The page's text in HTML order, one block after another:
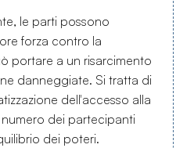
le parti possono
forza contro la
portare a un risarcimento
danneggiate. Si tratta di
dell'accesso alla
dei partecipanti
dei poteri.